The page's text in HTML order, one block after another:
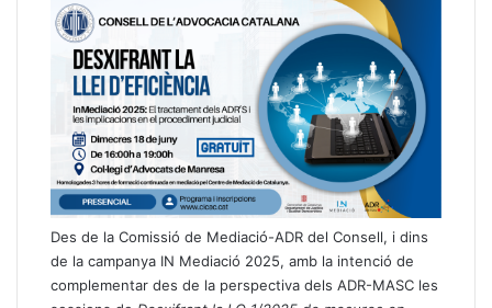
Des de la Comissió de Mediació-ADR del Consell, i dins
de la campanya IN Mediació 2025, amb la intenció de
complementar des de la perspectiva dels ADR-MASC les